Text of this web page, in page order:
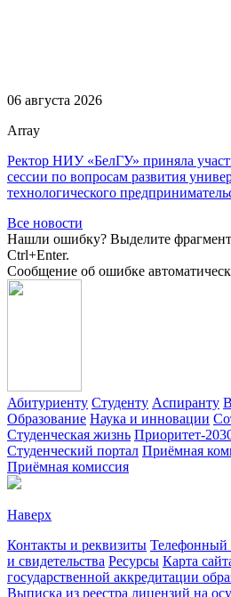
06 августа 2026
Array
Ректор НИУ «БелГУ» приняла
сессии по вопросам развития
технологического
Все новости
Нашли ошибку? Выделите
Ctrl+Enter.
Сообщение об ошибке
Абитуриенту Студенту Аспиранту
Образование Наука и инновации
Студенческая жизнь Приоритет-
Студенческий портал Приёмная
Приёмная комиссия
Наверх
Контакты и реквизиты Телефонный
и свидетельства Ресурсы Карта
государственной аккредитации
Выписка из реестра лицензий на